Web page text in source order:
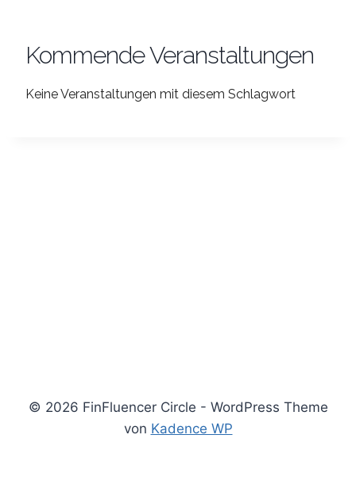
Kommende Veranstaltungen
Keine Veranstaltungen mit diesem Schlagwort
© 2026 FinFluencer Circle - WordPress Theme
von Kadence WP